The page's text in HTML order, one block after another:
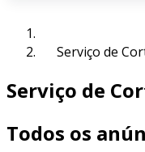
Serviço de
Serviço de
Todos os